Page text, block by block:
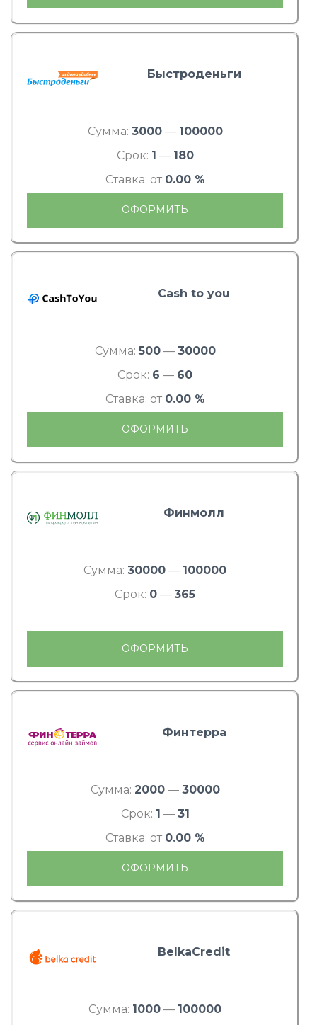
Быстроденьги
Сумма: 3000— 100000
Срок: 1 — 180
Ставка: от 0.00 %
ОФОРМИТЬ
Cash to you
Сумма: 500— 30000
Срок: 6 — 60
Ставка: от 0.00 %
ОФОРМИТЬ
Финмолл
Сумма: 30000 — 100000
Срок: 0 — 365
ОФОРМИТЬ
Финтерра
Сумма: 2000— 30000
Срок: 1 — 31
Ставка: от 0.00 %
ОФОРМИТЬ
BelkaCredit
Сумма: 1000 — 100000